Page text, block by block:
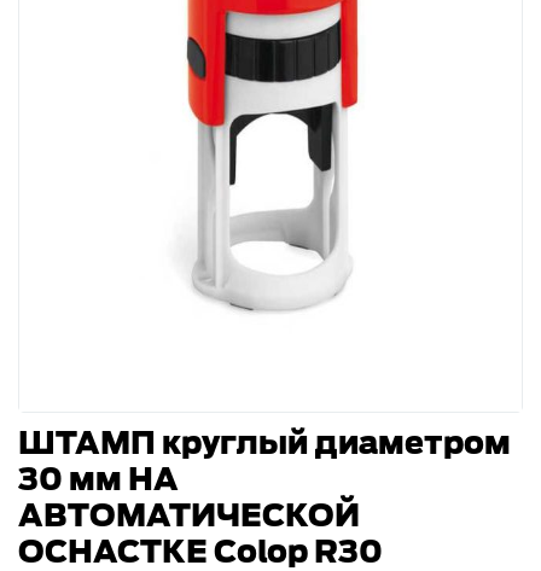
ШТАМП круглый диаметром
30 мм НА
АВТОМАТИЧЕСКОЙ
ОСНАСТКЕ Colop R30